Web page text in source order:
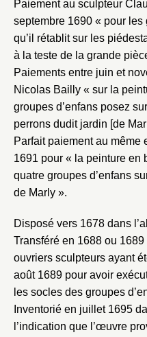
Paiement au sculpteur
septembre 1690 « pour les
qu’il rétablit sur les
à la teste de la grande
Paiements entre juin et
Nicolas Bailly « sur la
groupes d’enfans posez
perrons dudit jardin [de
Parfait paiement au même
1691 pour « la peinture en
quatre groupes d’enfans
de Marly ».
Disposé vers 1678 dans
Transféré en 1688 ou
ouvriers sculpteurs ayant
août 1689 pour avoir
les socles des groupes
Inventorié en juillet 1695
l’indication que l’œuvre
Nouveau
Créer et
Envoyer
Vous n'êtes pas encore inscrit ?
Vous avez oublié votre mot de